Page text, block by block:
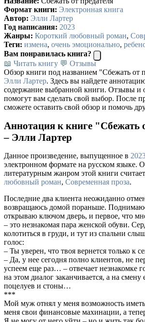
Формат книги: Электронная книга
Автор: Элли Лартер
Год написания: 2023
Жанры: Короткий любовный роман,
Теги: измена, очень эмоционально,
Вам понравилась книга?
📖 Читать книгу 💬 Отзывы
Обзор книги под названием "Сбежать от
Элли Лартер. Здесь вы найдете
содержание выбранной книги. Отзывы и
помогут вам сделать свой выбор. После
сможете оставить свой обзор и помочь
Аннотация к книге "Сбежать
– Элли Лартер
Данное произведение, выпущенное в
электронном формате на русском языке.
литературным жанром этой книги
любовный роман, Современная проза.
Последние два клиента неожиданно
возвращаюсь домой пораньше.
открываю ключом дверь, и первое, что мне
– это незнакомая пара женской обуви.
колотиться в груди, и тут из спальни
голос:
– Ты уверен, что твоя вернется только к
– Да, у нее сегодня полно клиентов, не
успеем еще раз… – отвечает незнакомке
на этом диалог заканчивается, а на смену
поцелуев и стоны…
***
Мой муж отнял у меня возможность
меня свои финансовые махинации, а